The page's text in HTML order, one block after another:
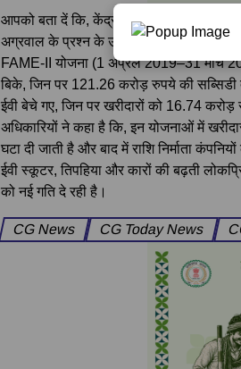
आपको बता दें कि, केंद्रीय भारी उद्योग राज्य
अग्रवाल के प्रश्न के उत्तर में यह जानकारी दी।
FAME-II योजना (1 अप्रैल 2019–31 मार्च
बिके, जिन पर 121.26 करोड़ रुपये की
ईवी बेचे गए, जिन पर खरीदारों को 16.74 करोड़
अधिकारियों ने कहा है कि, इन योजनाओं में
घटा दी जाती है और बाद में राशि निर्माता
ईवी स्कूटर, तिपहिया और कारों की बढ़ती
को नई गति दे रही है।
CG News CG Today News